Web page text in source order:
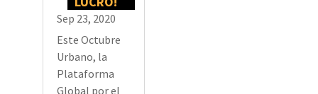
Sep 23, 2020
Este Octubre
Urbano, la
Plataforma
Global por el